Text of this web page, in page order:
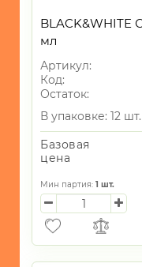
BLACK&WHITE
мл
Артикул:
Код:
Остаток:
В упаковке: 12 шт.
Базовая
цена
Мин партия: 1 шт.